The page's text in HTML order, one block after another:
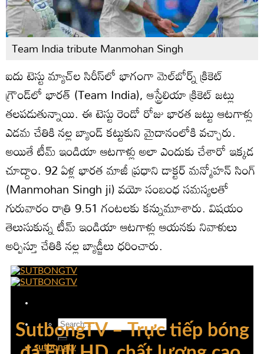
Team India tribute Manmohan Singh
ఐదు టెస్టు మ్యాచ్‌ల సిరీస్‌లో భాగంగా మెల్‌బోర్న్ క్రికెట్
గ్రౌండ్‌లో భారత్ (Team India), ఆస్ట్రేలియా క్రికెట్ జట్లు
తలపడుతున్నాయి. ఈ టెస్టు రెండో రోజు భారత జట్టు ఆటగాళ్లు
ఎడమ చేతికి నల్ల బ్యాండ్ కట్టుకుని మైదానంలోకి వచ్చారు.
అయితే టీమ్ ఇండియా ఆటగాళ్లు అలా ఎందుకు చేశారో ఇక్కడ
చూద్దాం. 92 ఏళ్ల భారత మాజీ ప్రధాని డాక్టర్ మన్మోహన్ సింగ్
(Manmohan Singh ji) వయో సంబంధ సమస్యలతో
గురువారం రాత్రి 9.51 గంటలకు కన్నుమూశారు. విషయం
తెలుసుకున్న టీమ్ ఇండియా ఆటగాళ్లు ఆయనకు నివాళులు
అర్పిస్తూ చేతికి నల్ల బ్యాడ్జీలు ధరించారు.